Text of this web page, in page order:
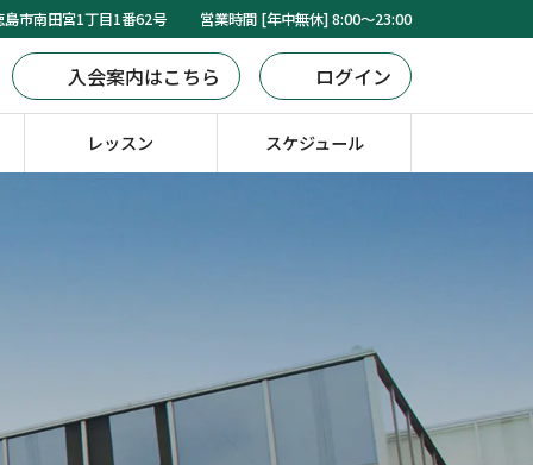
島市南田宮1丁目1番62号 営業時間 [年中無休] 8:00～23:00
入会案内はこちら ログイン
レッスン スケジュール